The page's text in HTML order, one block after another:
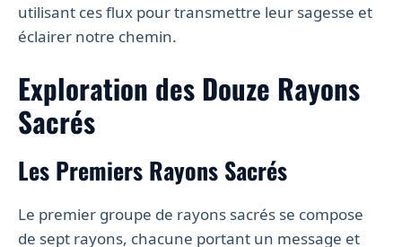
utilisant ces flux pour transmettre leur sagesse et
éclairer notre chemin.
Exploration des Douze Rayons
Sacrés
Les Premiers Rayons Sacrés
Le premier groupe de rayons sacrés se compose
de sept rayons, chacune portant un message et